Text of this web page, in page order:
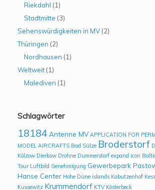
Riekdahl (1)
Stadtmitte (3)
Sehenswürdigkeiten in MV (2)
Thüringen (2)
Nordhausen (1)
Weltweit (1)
Malediven (1)
Schlagwörter
18184 Antenne MV APPLICATION FOR
MODEL AIRCRAFTS Bad Sülze Broderstorf
Kölzow Dierkow Drohne Dummerstorf expand icon
Tour Luftbild Genehmigung Gewerbepark
Hanse Center Hohe Düne islands Kabutzenhof
Kussewitz Krummendorf KTV Kösterbeck